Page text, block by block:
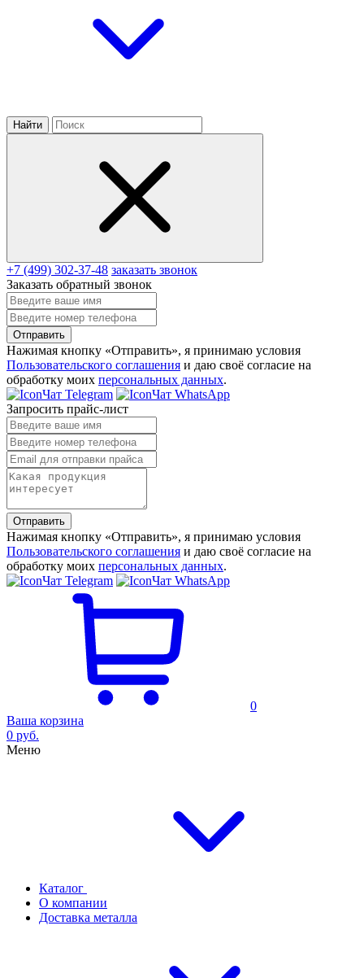
Найти
+7 (499) 302-37-48 заказать звонок
Заказать обратный звонок
Отправить
Нажимая кнопку «Отправить», я принимаю условия
Пользовательского соглашения и даю своё согласие на
обработку моих персональных данных.
Чат Telegram
Чат WhatsApp
Запросить прайс-лист
Отправить
Нажимая кнопку «Отправить», я принимаю условия
Пользовательского соглашения и даю своё согласие на
обработку моих персональных данных.
Чат Telegram
Чат WhatsApp
0
Ваша корзина
0 руб.
Меню
Каталог
О компании
Доставка металла